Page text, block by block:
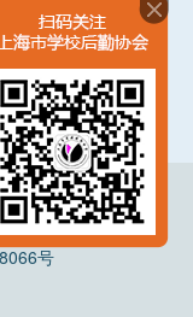
孙春兰：从严从紧落实疫情防控各项措施 坚决守住不出现疫情规模性反弹底线
Reserved
号